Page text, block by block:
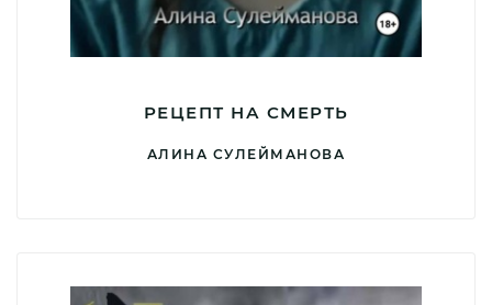
РЕЦЕПТ НА СМЕРТЬ
АЛИНА СУЛЕЙМАНОВА